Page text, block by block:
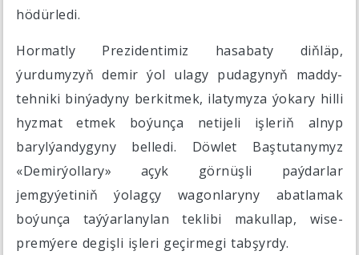
hödürledi.
Hormatly Prezidentimiz hasabaty diňläp,
ýurdumyzyň demir ýol ulagy pudagynyň maddy-
tehniki binýadyny berkitmek, ilatymyza ýokary hilli
hyzmat etmek boýunça netijeli işleriň alnyp
barylýandygyny belledi. Döwlet Baştutanymyz
«Demirýollary» açyk görnüşli paýdarlar
jemgyýetiniň ýolagçy wagonlaryny abatlamak
boýunça taýýarlanylan teklibi makullap, wise-
premýere degişli işleri geçirmegi tabşyrdy.